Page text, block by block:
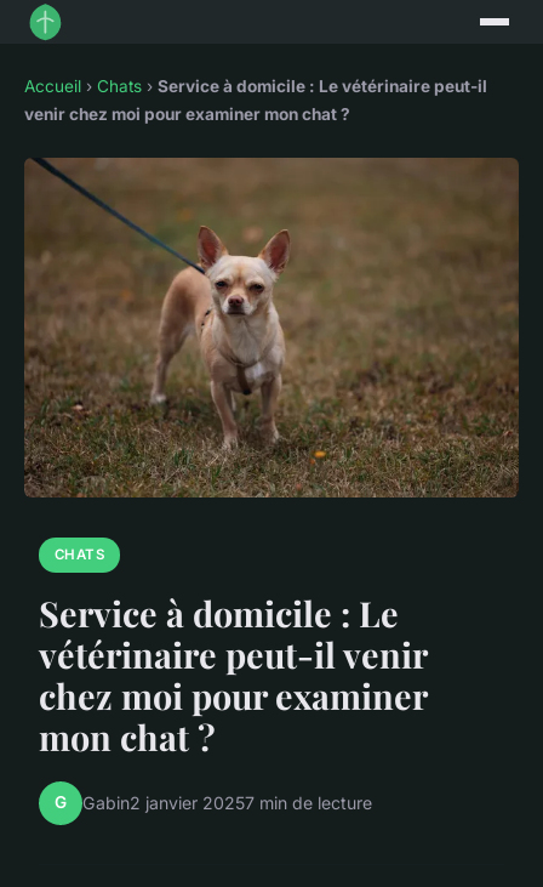
Accueil › Chats › Service à domicile : Le vétérinaire peut-il
venir chez moi pour examiner mon chat ?
CHATS
Service à domicile : Le
vétérinaire peut-il venir
chez moi pour examiner
mon chat ?
G Gabin2 janvier 20257 min de lecture